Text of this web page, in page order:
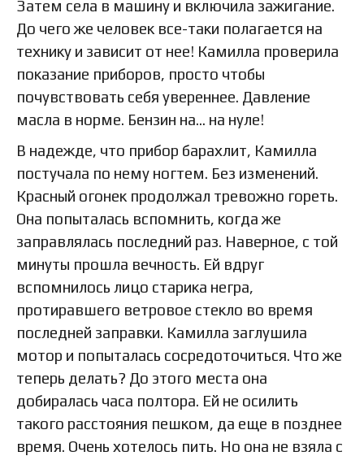
Затем села в машину и включила зажигание.
До чего же человек все-таки полагается на
технику и зависит от нее! Камилла проверила
показание приборов, просто чтобы
почувствовать себя увереннее. Давление
масла в норме. Бензин на… на нуле!
В надежде, что прибор барахлит, Камилла
постучала по нему ногтем. Без изменений.
Красный огонек продолжал тревожно гореть.
Она попыталась вспомнить, когда же
заправлялась последний раз. Наверное, с той
минуты прошла вечность. Ей вдруг
вспомнилось лицо старика негра,
протиравшего ветровое стекло во время
последней заправки. Камилла заглушила
мотор и попыталась сосредоточиться. Что же
теперь делать? До этого места она
добиралась часа полтора. Ей не осилить
такого расстояния пешком, да еще в позднее
время. Очень хотелось пить. Но она не взяла с